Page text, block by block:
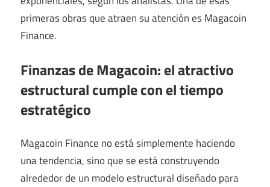
primeras obras que atraen su atención es Magacoin
Finance.
Finanzas de Magacoin: el atractivo
estructural cumple con el tiempo
estratégico
Magacoin Finance no está simplemente haciendo
una tendencia, sino que se está construyendo
alrededor de un modelo estructural diseñado para